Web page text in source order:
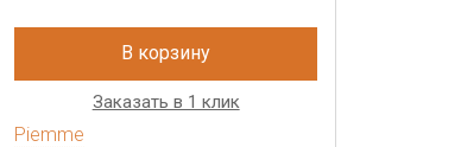
В корзину
Заказать в 1 клик
Piemme